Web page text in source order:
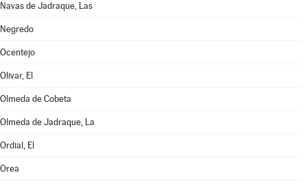
Navas de Jadraque, Las
Negredo
Ocentejo
Olivar, El
Olmeda de Cobeta
Olmeda de Jadraque, La
Ordial, El
Orea